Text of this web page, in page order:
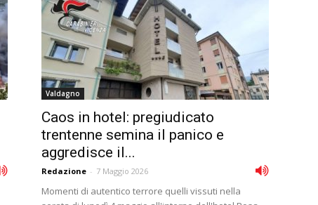
Valdagno
Caos in hotel: pregiudicato
trentenne semina il panico e
aggredisce il...
Redazione - 7 Maggio 2026
Momenti di autentico terrore quelli vissuti nella